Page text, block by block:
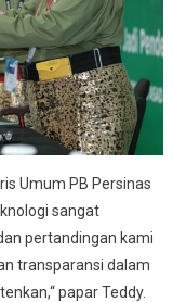
Umum PB Persinas
sangat
pertandingan kami
transparansi dalam
papar Teddy.